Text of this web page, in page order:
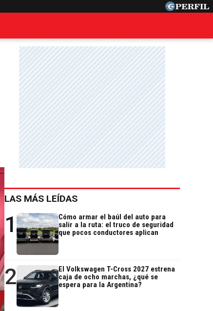
LAS MÁS LEÍDAS
1
Cómo armar el baúl del auto para
salir a la ruta: el truco de seguridad
que pocos conductores aplican
2
El Volkswagen T-Cross 2027 estrena
caja de ocho marchas, ¿qué se
espera para la Argentina?